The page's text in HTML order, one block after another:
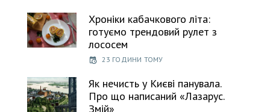
Хроніки кабачкового літа:
готуємо трендовий рулет з
лососем
23 ГОДИНИ ТОМУ
Як нечисть у Києві панувала.
Про що написаний «Лазарус.
Змій»